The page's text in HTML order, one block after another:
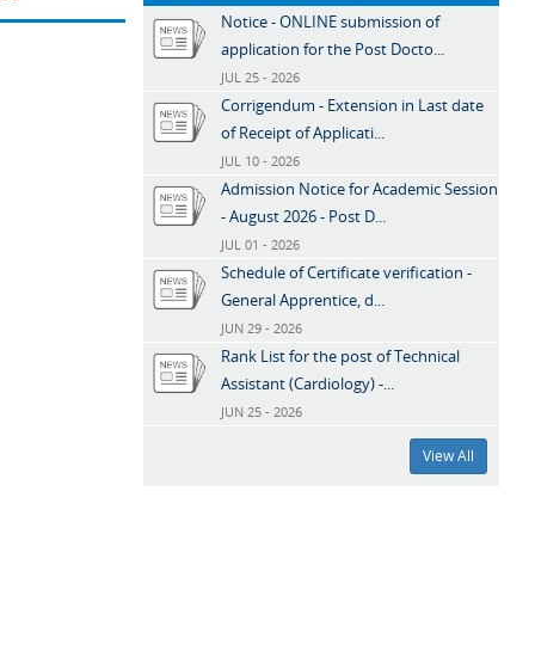
Notice - ONLINE submission of
application for the Post Docto...
JUL 25 - 2026
Corrigendum - Extension in Last date
of Receipt of Applicati...
JUL 10 - 2026
Admission Notice for Academic Session
- August 2026 - Post D...
JUL 01 - 2026
Schedule of Certificate verification -
General Apprentice, d...
JUN 29 - 2026
Rank List for the post of Technical
Assistant (Cardiology) -...
JUN 25 - 2026
View All